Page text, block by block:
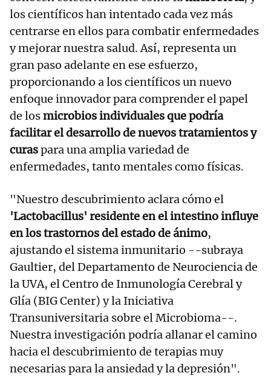
los científicos han intentado cada vez más
centrarse en ellos para combatir enfermedades
y mejorar nuestra salud. Así, representa un
gran paso adelante en ese esfuerzo,
proporcionando a los científicos un nuevo
enfoque innovador para comprender el papel
de losmicrobios individuales que podría
facilitar el desarrollo de nuevos tratamientos y
curaspara una amplia variedad de
enfermedades, tanto mentales como físicas.
"Nuestro descubrimiento aclara cómo el
'Lactobacillus' residente en el intestino influye
en los trastornos del estado de ánimo,
ajustando el sistema inmunitario --subraya
Gaultier, del Departamento de Neurociencia de
la UVA, el Centro de Inmunología Cerebral y
Glía (BIG Center) y la Iniciativa
Transuniversitaria sobre el Microbioma--.
Nuestra investigación podría allanar el camino
hacia el descubrimiento de terapias muy
necesarias para la ansiedad y la depresión".